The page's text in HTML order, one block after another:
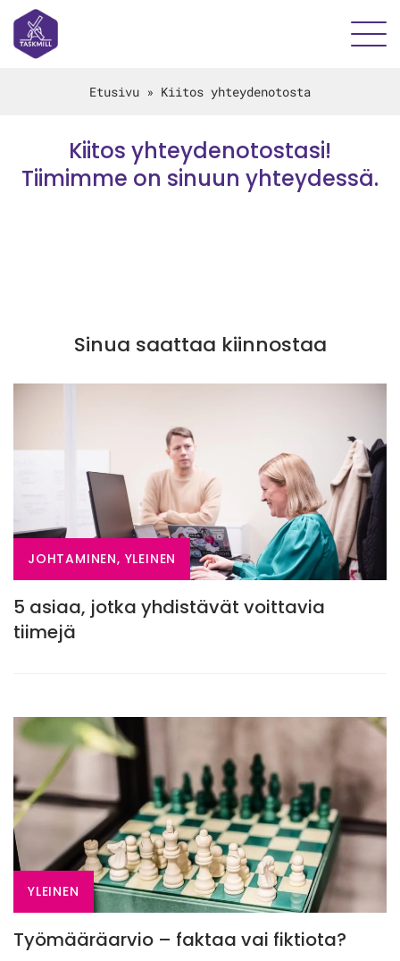
Etusivu » Kiitos yhteydenotosta
Kiitos yhteydenotostasi!
Tiimimme on sinuun yhteydessä.
Sinua saattaa kiinnostaa
JOHTAMINEN, YLEINEN
5 asiaa, jotka yhdistävät voittavia
tiimejä
YLEINEN
Työmääräarvio – faktaa vai fiktiota?